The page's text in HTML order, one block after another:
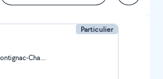
Particulier
Montignac-Charente (Montignac-Charente)